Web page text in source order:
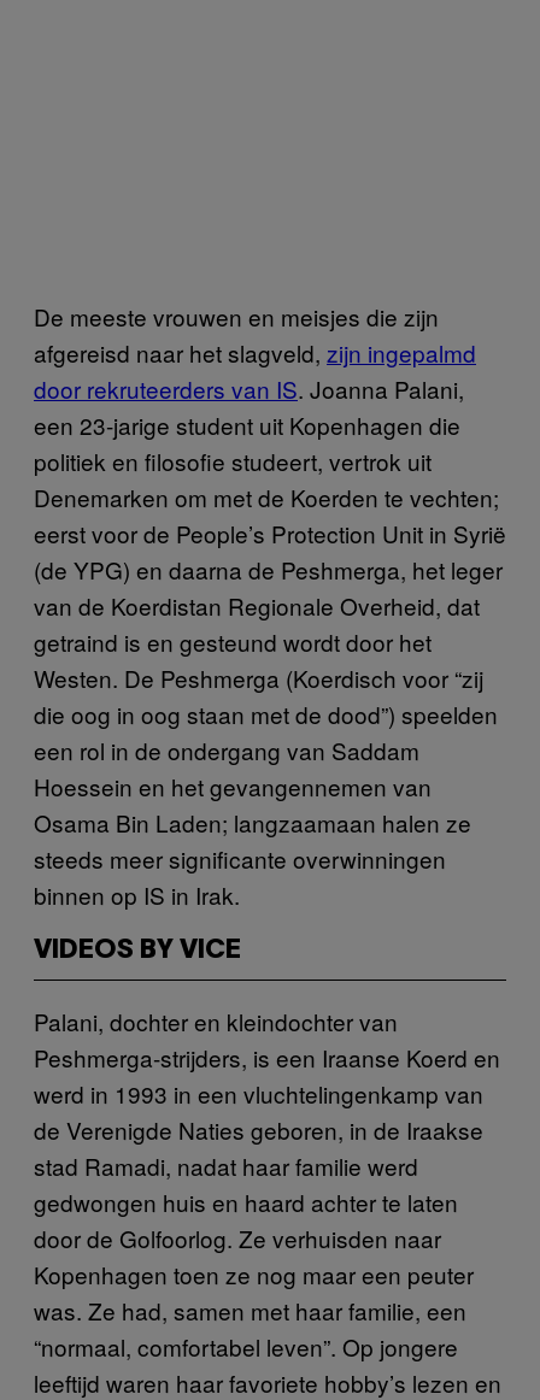
De meeste vrouwen en meisjes die zijn
afgereisd naar het slagveld, zijn ingepalmd
door rekruteerders van IS. Joanna Palani,
een 23-jarige student uit Kopenhagen die
politiek en filosofie studeert, vertrok uit
Denemarken om met de Koerden te vechten;
eerst voor de People’s Protection Unit in Syrië
(de YPG) en daarna de Peshmerga, het leger
van de Koerdistan Regionale Overheid, dat
getraind is en gesteund wordt door het
Westen. De Peshmerga (Koerdisch voor “zij
die oog in oog staan met de dood”) speelden
een rol in de ondergang van Saddam
Hoessein en het gevangennemen van
Osama Bin Laden; langzaamaan halen ze
steeds meer significante overwinningen
binnen op IS in Irak.
VIDEOS BY VICE
Palani, dochter en kleindochter van
Peshmerga-strijders, is een Iraanse Koerd en
werd in 1993 in een vluchtelingenkamp van
de Verenigde Naties geboren, in de Iraakse
stad Ramadi, nadat haar familie werd
gedwongen huis en haard achter te laten
door de Golfoorlog. Ze verhuisden naar
Kopenhagen toen ze nog maar een peuter
was. Ze had, samen met haar familie, een
“normaal, comfortabel leven”. Op jongere
leeftijd waren haar favoriete hobby’s lezen en